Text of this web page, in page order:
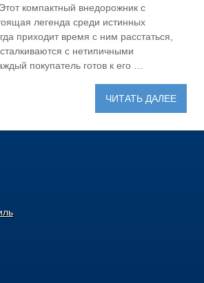
компактный внедорожник с
легенда среди истинных
приходит время с ним расстаться,
с нетипичными
покупатель готов к его …
ЧИТАТЬ ДАЛЕЕ